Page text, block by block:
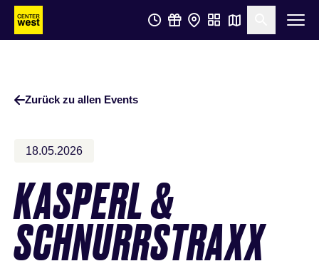
Zum
Hauptinhalt
Zum
Footer
Suche
Zurück zu allen Events
18.05.2026
KASPERL &
SCHNURRSTRAXX